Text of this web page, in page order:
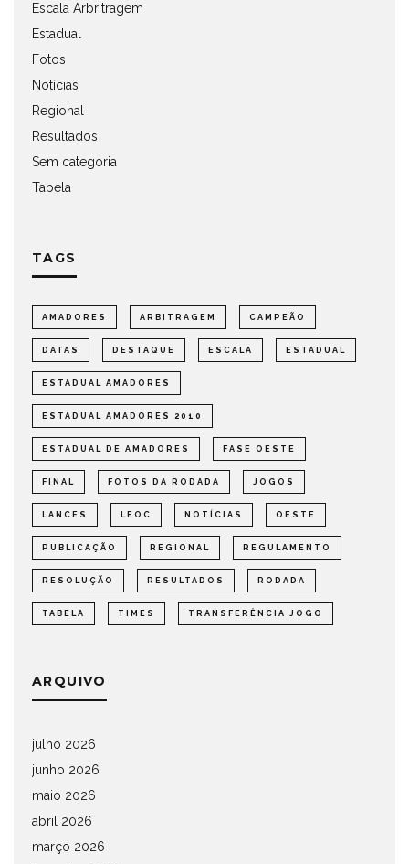
Escala Arbritragem
Estadual
Fotos
Notícias
Regional
Resultados
Sem categoria
Tabela
TAGS
AMADORES ARBITRAGEM CAMPEÃO
DATAS DESTAQUE ESCALA ESTADUAL
ESTADUAL AMADORES
ESTADUAL AMADORES 2010
ESTADUAL DE AMADORES FASE OESTE
FINAL FOTOS DA RODADA JOGOS
LANCES LEOC NOTÍCIAS OESTE
PUBLICAÇÃO REGIONAL REGULAMENTO
RESOLUÇÃO RESULTADOS RODADA
TABELA TIMES TRANSFERÊNCIA JOGO
ARQUIVO
julho 2026
junho 2026
maio 2026
abril 2026
março 2026